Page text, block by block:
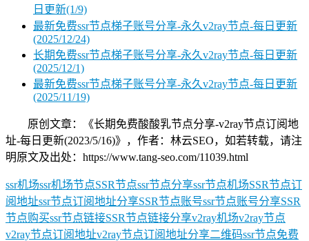
日更新(1/9)
最新免费ssr节点梯子账号分享-永久v2ray节点-每日更新
(2025/12/24)
长期免费ssr节点梯子账号分享-永久v2ray节点-每日更新
(2025/12/1)
最新免费ssr节点梯子账号分享-永久v2ray节点-每日更新
(2025/11/19)
原创文章：《长期免费酸酸乳节点分享-v2ray节点订阅地
址-每日更新(2023/5/16)》，作者：林云SEO，如若转载，请注
明原文及出处：https://www.tang-seo.com/11039.html
ssr机场ssr机场节点SSR节点ssr节点分享ssr节点机场SSR节点订
阅地址ssr节点订阅地址分享SSR节点账号ssr节点账号分享SSR
节点购买ssr节点链接SSR节点链接分享v2ray机场v2ray节点
v2ray节点订阅地址v2ray节点订阅地址分享二维码ssr节点免费